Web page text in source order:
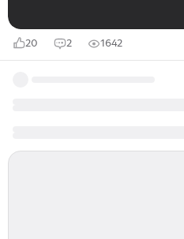
20 2 1642